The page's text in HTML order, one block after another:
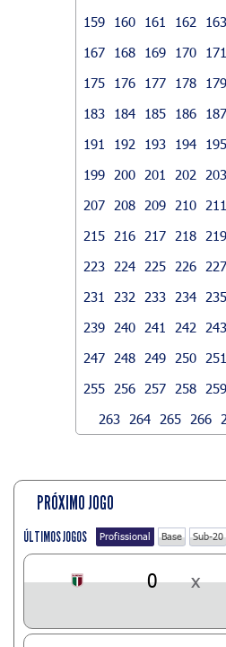
159
160 161 162 163
167
168 169 170 171
175
176 177 178 179
183
184 185 186 187
191
192 193 194 195
199
200 201 202 203
207
208 209 210 211
215
216 217 218 219
223
224 225 226 227
231
232 233 234 235
239
240 241 242 243
247
248 249 250 251
255
256 257 258 259
263
264 265 266
PRÓXIMO JOGO
ÚLTIMOS JOGOS Profissional Base Sub-20
0 x